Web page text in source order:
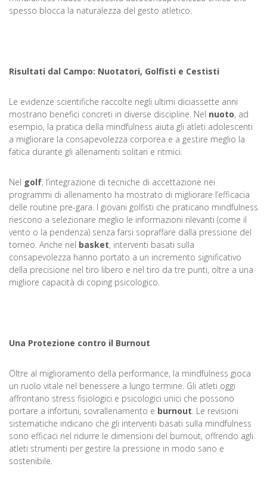
spesso blocca la naturalezza del gesto atletico.
Risultati dal Campo: Nuotatori, Golfisti e Cestisti
Le evidenze scientifiche raccolte negli ultimi diciassette anni
mostrano benefici concreti in diverse discipline. Nel nuoto, ad
esempio, la pratica della mindfulness aiuta gli atleti adolescenti
a migliorare la consapevolezza corporea e a gestire meglio la
fatica durante gli allenamenti solitari e ritmici.
Nel golf, l’integrazione di tecniche di accettazione nei
programmi di allenamento ha mostrato di migliorare l’efficacia
delle routine pre-gara. I giovani golfisti che praticano mindfulness
riescono a selezionare meglio le informazioni rilevanti (come il
vento o la pendenza) senza farsi sopraffare dalla pressione del
torneo. Anche nel basket, interventi basati sulla
consapevolezza hanno portato a un incremento significativo
della precisione nel tiro libero e nel tiro da tre punti, oltre a una
migliore capacità di coping psicologico.
Una Protezione contro il Burnout
Oltre al miglioramento della performance, la mindfulness gioca
un ruolo vitale nel benessere a lungo termine. Gli atleti oggi
affrontano stress fisiologici e psicologici unici che possono
portare a infortuni, sovrallenamento e burnout. Le revisioni
sistematiche indicano che gli interventi basati sulla mindfulness
sono efficaci nel ridurre le dimensioni del burnout, offrendo agli
atleti strumenti per gestire la pressione in modo sano e
sostenibile.